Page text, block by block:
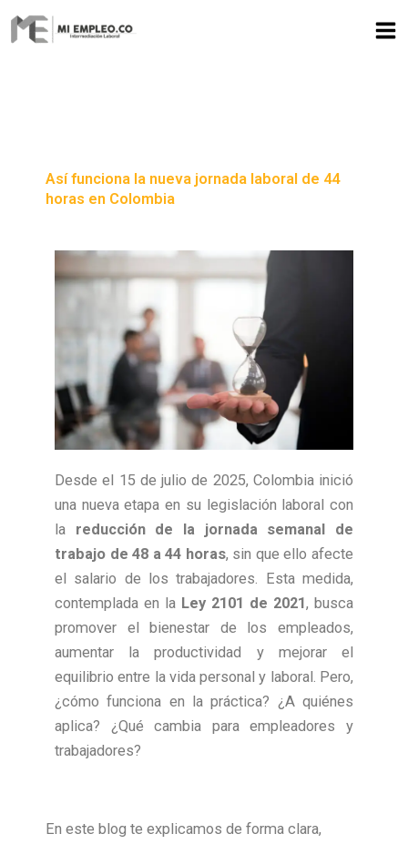
Así funciona la nueva jornada laboral de 44
horas en Colombia
Desde el 15 de julio de 2025, Colombia inició
una nueva etapa en su legislación laboral con
la reducción de la jornada semanal de
trabajo de 48 a 44 horas, sin que ello afecte
el salario de los trabajadores. Esta medida,
contemplada en la Ley 2101 de 2021, busca
promover el bienestar de los empleados,
aumentar la productividad y mejorar el
equilibrio entre la vida personal y laboral. Pero,
¿cómo funciona en la práctica? ¿A quiénes
aplica? ¿Qué cambia para empleadores y
trabajadores?
En este blog te explicamos de forma clara,